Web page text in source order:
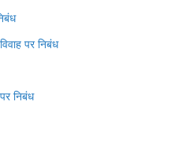
पर निबंध
निबंध